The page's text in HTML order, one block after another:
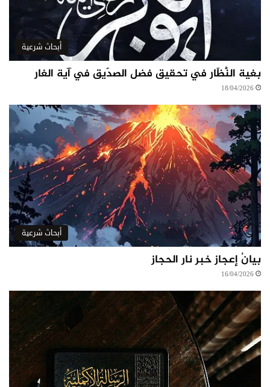
أبحاث شرعية
بغية النُّظّار في تحقيق فضل الصدّيق في آية الغار
18/04/2026
أبحاث شرعية
بيانُ إعجاز خبر نار الحجاز
16/04/2026